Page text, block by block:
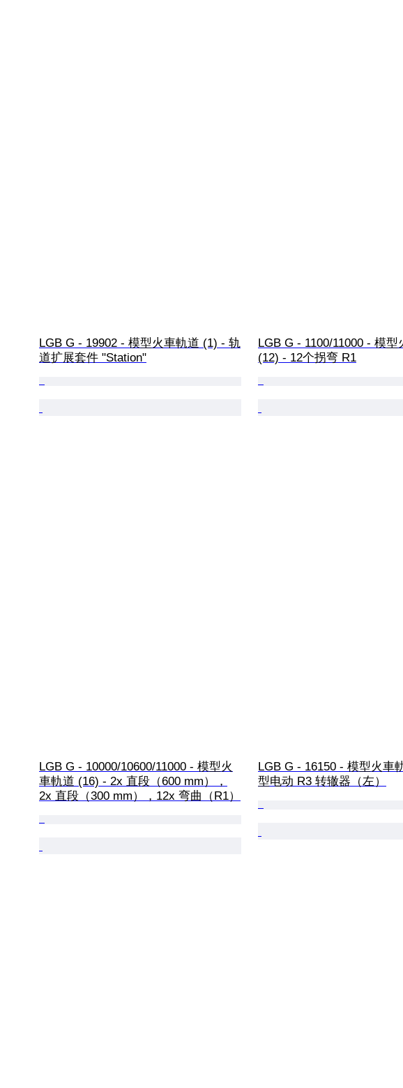
LGB G - 19902 - 模型火車軌道 (1) - 轨
道扩展套件 "Station"
LGB G - 1100/11000 - 模型
(12) - 12个拐弯 R1
LGB G - 10000/10600/11000 - 模型火
車軌道 (16) - 2x 直段（600 mm），
2x 直段（300 mm），12x 弯曲（R1）
LGB G - 16150 - 模型火車
型电动 R3 转辙器（左）